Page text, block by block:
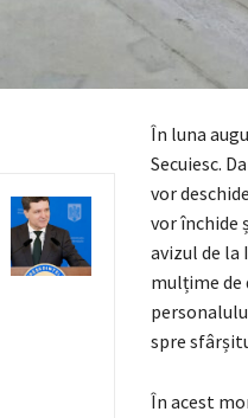
În luna
Secuiesc.
vor
vor închide
avizul de la
mulțime de
spre
În acest